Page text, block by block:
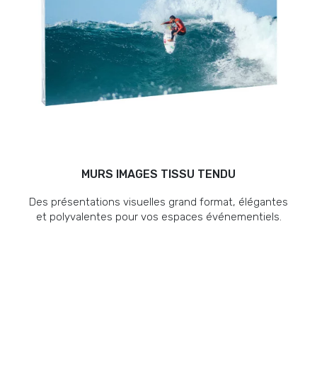
MURS IMAGES TISSU TENDU
Des présentations visuelles grand format, élégantes
et polyvalentes pour vos espaces événementiels.